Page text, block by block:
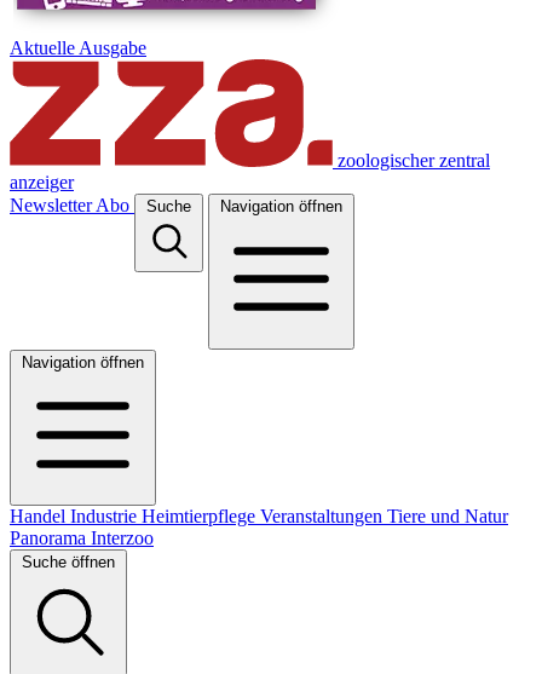
Aktuelle Ausgabe
zoologischer zentral
anzeiger
Newsletter Abo Suche Navigation öffnen
Navigation öffnen
Handel Industrie Heimtierpflege Veranstaltungen Tiere und Natur
Panorama Interzoo
Suche öffnen